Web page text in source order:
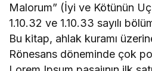
Malorum” (İyi ve Kötünün Uç
1.10.32 ve 1.10.33 sayılı
Bu kitap, ahlak kuramı
Rönesans döneminde çok